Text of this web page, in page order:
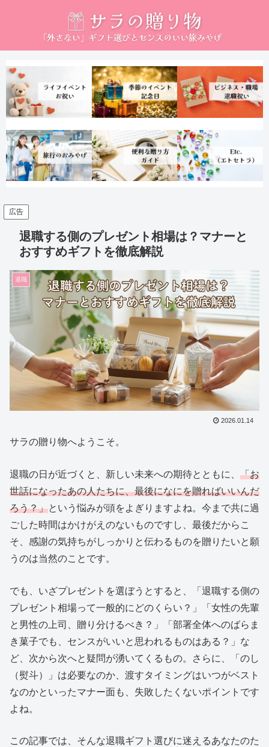
広告
退職する側のプレゼント相場は？マナーと
おすすめギフトを徹底解説
退職
2026.01.14
サラの贈り物へようこそ。
退職の日が近づくと、新しい未来への期待とともに、 「お
世話になったあの人たちに、最後になにを贈ればいいんだ
ろう？」という悩みが頭をよぎりますよね。今まで共に過
ごした時間はかけがえのないものですし、最後だからこ
そ、感謝の気持ちがしっかりと伝わるものを贈りたいと願
うのは当然のことです。
でも、いざプレゼントを選ぼうとすると、「退職する側の
プレゼント相場って一般的にどのくらい？」「女性の先輩
と男性の上司、贈り分けるべき？」「部署全体へのばらま
き菓子でも、センスがいいと思われるものはある？」な
ど、次から次へと疑問が湧いてくるもの。さらに、「のし
（熨斗）」は必要なのか、渡すタイミングはいつがベスト
なのかといったマナー面も、失敗したくないポイントです
よね。
この記事では、そんな退職ギフト選びに迷えるあなたのた